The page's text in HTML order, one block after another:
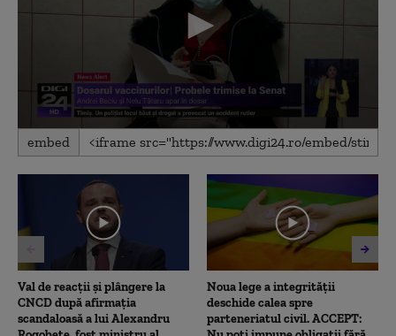
0
seconds
2
embed
Val de reacții și plângere la
CNCD după afirmația
scandaloasă a lui Alexandru
Noua lege a integrității
deschide calea spre
parteneriatul civil. ACCEPT: